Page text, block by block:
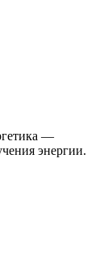
—
энергии.